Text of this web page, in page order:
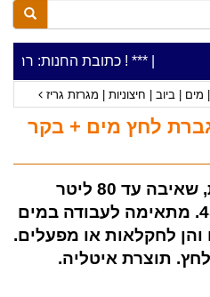
***כתובת החנות: רח' המלאכה 2, ביתן 8 (כניסה מרח' עמל 5) ***כלי עבודה להשכרה בתעריף יומי משתלם ! ***
| ביוב | חיצוניות | מגרזת גריז
לחץ מים + בקר
שקטה במיוחד. איכותית, שאיבה עד 80 ליטר
בדקה. הספק מנוע 450W. מתאימה לעבודה במים
והן לחקלאות או מפעלים.
לחץ. תוצרת איטליה.